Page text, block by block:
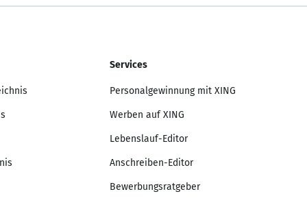
Services
Personalgewinnung mit XING
Werben auf XING
Lebenslauf-Editor
Anschreiben-Editor
Bewerbungsratgeber